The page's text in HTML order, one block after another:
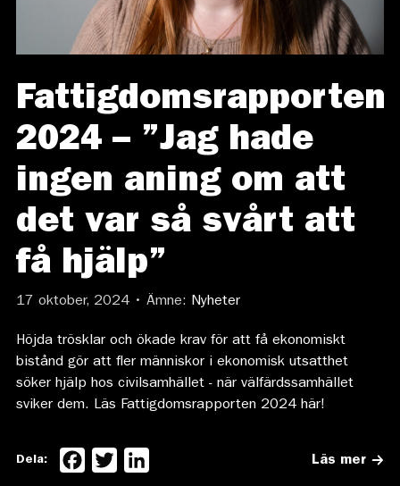
Fattigdomsrapporten
2024 – ”Jag hade
ingen aning om att
det var så svårt att
få hjälp”
17 oktober, 2024 • Ämne: Nyheter
Höjda trösklar och ökade krav för att få ekonomiskt
bistånd gör att fler människor i ekonomisk utsatthet
söker hjälp hos civilsamhället - när välfärdssamhället
sviker dem. Läs Fattigdomsrapporten 2024 här!
Läs mer
Dela: Facebook
Twitter